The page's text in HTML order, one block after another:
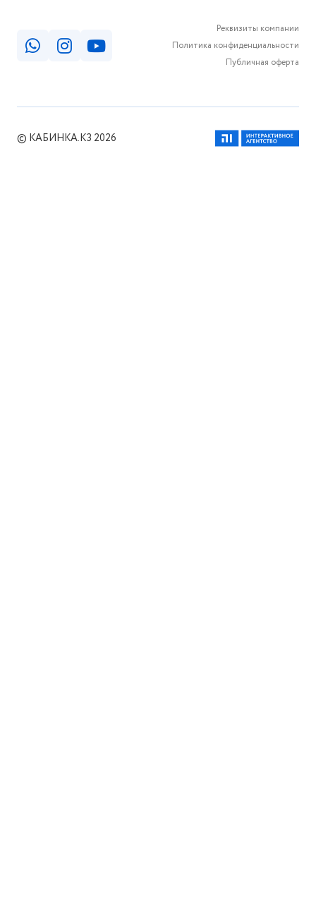
Реквизиты компании
Политика конфиденциальности
Публичная оферта
© КАБИНКА.КЗ 2026